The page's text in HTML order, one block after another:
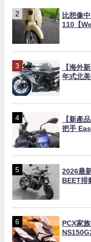
比想像
110【
【海外
年式北
【新產
把手
2026最
BEET排
PCX家